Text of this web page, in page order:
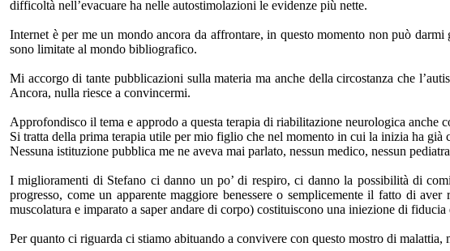
difficoltà nell’evacuare ha nelle autostimolazioni le evidenze più nette.
Internet è per me un mondo ancora da affrontare, in questo momento non può
sono limitate al mondo bibliografico.
Mi accorgo di tante pubblicazioni sulla materia ma anche della circostanza che
Ancora, nulla riesce a convincermi.
Approfondisco il tema e approdo a questa terapia di riabilitazione neurologica anche
Si tratta della prima terapia utile per mio figlio che nel momento in cui la inizia ha già
Nessuna istituzione pubblica me ne aveva mai parlato, nessun medico, nessun pediatra
I miglioramenti di Stefano ci danno un po’ di respiro, ci danno la possibilità di
progresso, come un apparente maggiore benessere o semplicemente il fatto di
muscolatura e imparato a saper andare di corpo) costituiscono una iniezione di
Per quanto ci riguarda ci stiamo abituando a convivere con questo mostro di